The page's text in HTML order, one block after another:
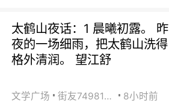
太鹤山夜话：1 晨曦初露。 昨
夜的一场细雨，把太鹤山洗得
格外清润。 望江舒
文学广场 街友74981146 8小时前